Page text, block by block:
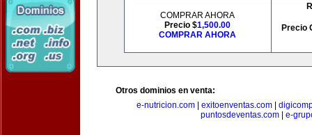
COMPRAR AHORA
Precio $1,500.00
COMPRAR AHORA
Precio
Otros dominios en venta:
e-nutricion.com
exitoenventas.com
puntosdeventas.com| e-